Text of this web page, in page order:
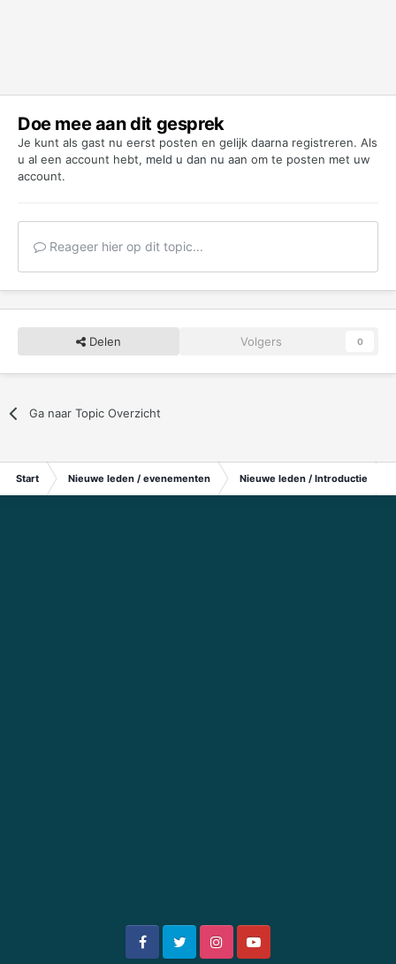
Doe mee aan dit gesprek
Je kunt als gast nu eerst posten en gelijk daarna registreren. Als
u al een account hebt, meld u dan nu aan om te posten met uw
account.
Reageer hier op dit topic...
Delen Volgers 0
Ga naar Topic Overzicht
Start Nieuwe leden / evenementen Nieuwe leden / Introductie